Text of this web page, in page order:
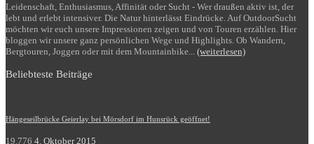
Leidenschaft, Enthusiasmus, Affinität oder Sucht - Wer draußen aktiv ist, der
lebt und erlebt intensiver. Die Natur hinterlässt Eindrücke. Auf OutdoorSucht
möchten wir euch unsere Impressionen zeigen und von Touren erzählen. Hier
bloggen wir unsere ganz persönlichen Wege und Highlights. Ob Wandern,
Bergtouren, Joggen oder mit dem Mountainbike... (weiterlesen)
Beliebteste Beiträge
Hängeseilbrücke Geierlay bei Mörsdorf im Hunsrück geöffnet!
19.776 4. Oktober 2015